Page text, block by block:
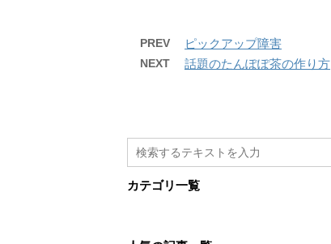
PREV ピックアップ障害
NEXT 話題のたんぽぽ茶の作り方
カテゴリ一覧